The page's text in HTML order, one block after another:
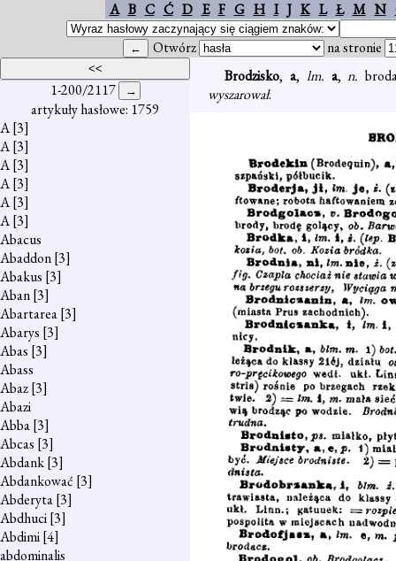
A B C Ć D E F G H I J K L Ł M N
Otwórz na stronie
1-200/2117
artykuły hasłowe: 1759
A[3]
A[3]
A[3]
A[3]
A[3]
A[3]
Abacus
Abaddon[3]
Abakus [3]
Aban[3]
Abartarea[3]
Abarys [3]
Abas [3]
Abass
Abaz[3]
Abazi
Abba[3]
Abcas [3]
Abdank[3]
Abdankować [3]
Abderyta[3]
Abdhuci[3]
Abdimi[4]
abdominalis
Brodzisko, a, lm. a,n.
wyszarował.